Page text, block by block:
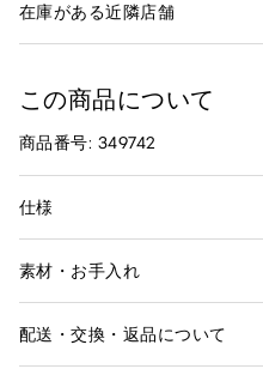
在庫がある近隣店舗
この商品について
商品番号: 349742
仕様
素材・お手入れ
配送・交換・返品について